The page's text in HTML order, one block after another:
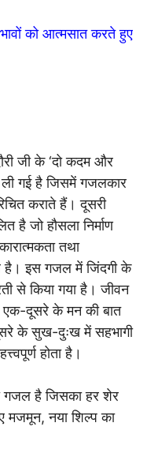
को आत्मसात करते हुए
जी के ‘दो कदम और
ली गई है जिसमें गजलकार
कराते हैं। दूसरी
जो हौसला निर्माण
तथा
है। इस गजल में जिंदगी के
से किया गया है। जीवन
एक-दूसरे के मन की बात
के सुख-दुःख में सहभागी
होता है।
गजल है जिसका हर शेर
मजमून, नया शिल्प का